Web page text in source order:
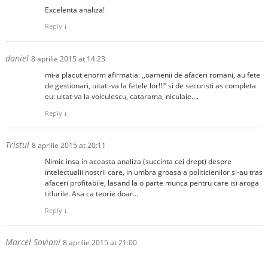
Excelenta analiza!
Reply ↓
daniel 8 aprilie 2015 at 14:23
mi-a placut enorm afirmatia: ,,oamenii de afaceri romani, au fete
de gestionari, uitati-va la fetele lor!!!” si de securisti as completa
eu: uitat-va la voiculescu, catarama, niculaie….
Reply ↓
Tristul 8 aprilie 2015 at 20:11
Nimic insa in aceasta analiza (succinta cei drept) despre
intelectualii nostrii care, in umbra groasa a politicienilor si-au tras
afaceri profitabile, lasand la o parte munca pentru care isi aroga
titlurile. Asa ca teorie doar…
Reply ↓
Marcel Soviani 8 aprilie 2015 at 21:00